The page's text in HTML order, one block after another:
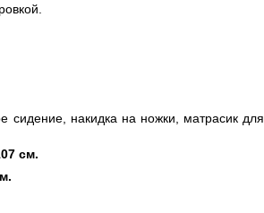
сидение, накидка на ножки, матрасик для
см.